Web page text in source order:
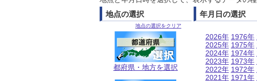
地点の選択
地点の選択をクリア
都府県・地方を選択
年月日の選択
2026年
2025年
2024年
2023年
2022年
2021年
1976年
1975年
1974年
1973年
1972年
1971年